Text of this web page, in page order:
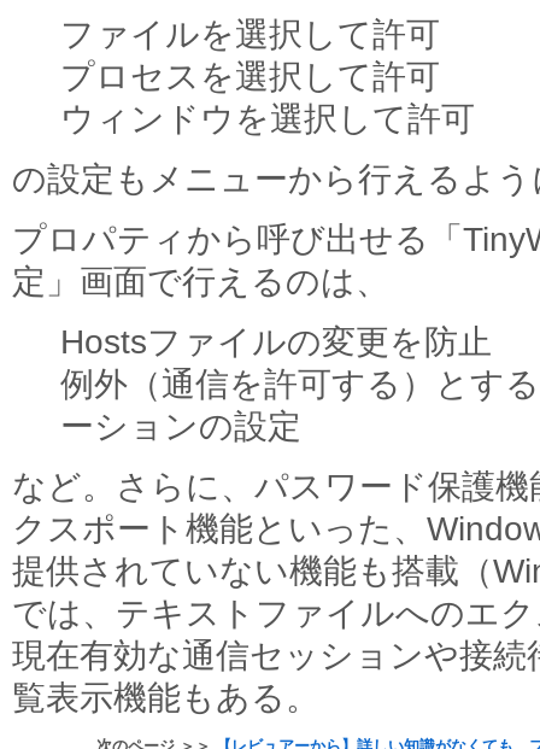
ファイルを選択して許可
プロセスを選択して許可
ウィンドウを選択して許可
の設定もメニューから行えるよ
プロパティから呼び出せる「
定」画面で行えるのは、
Hostsファイルの変更を防止
例外（通信を許可する）とす
ーションの設定
など。さらに、パスワード保護
クスポート機能といった、
提供されていない機能も搭載（
では、テキストファイルへのエ
現在有効な通信セッションや接
覧表示機能もある。